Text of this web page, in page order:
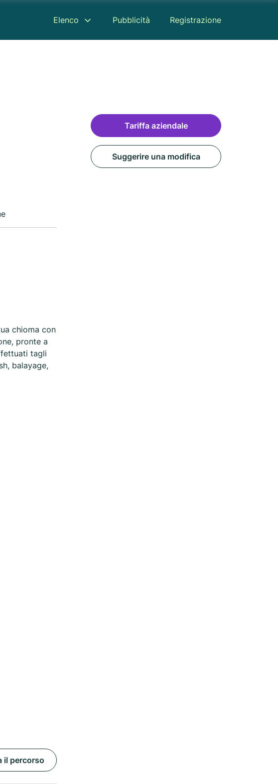
Elenco Pubblicità Registrazione
chioma con
pronte a
tagli
balayage,
il percorso
Tariffa aziendale
Suggerire una modifica